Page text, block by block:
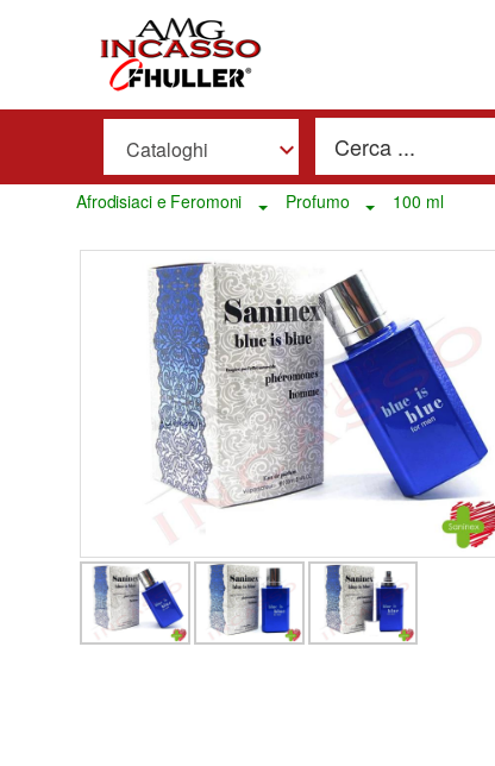
Cataloghi
Afrodisiaci e Feromoni Toggle Dropdown
Profumo Toggle Dropdown
100 ml